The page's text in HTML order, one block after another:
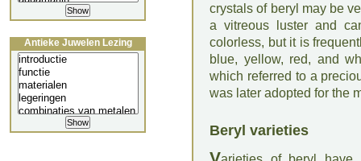
crystals of beryl may be
a vitreous luster and
colorless, but it is
blue, yellow, red, and
which referred to a
was later adopted for the
Beryl varieties
Antieke Juwelen Lezing